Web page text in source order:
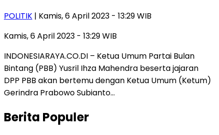
POLITIK | Kamis, 6 April 2023 - 13:29 WIB
Kamis, 6 April 2023 - 13:29 WIB
INDONESIARAYA.CO.DI – Ketua Umum Partai Bulan
Bintang (PBB) Yusril Ihza Mahendra beserta jajaran
DPP PBB akan bertemu dengan Ketua Umum (Ketum)
Gerindra Prabowo Subianto…
Berita Populer